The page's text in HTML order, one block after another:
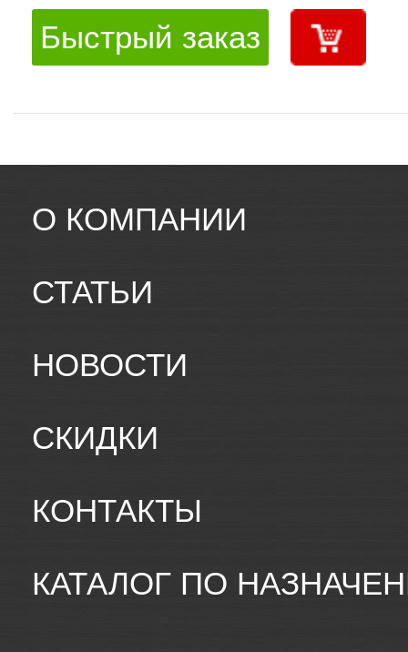
Быстрый заказ
О КОМПАНИИ
СТАТЬИ
НОВОСТИ
СКИДКИ
КОНТАКТЫ
КАТАЛОГ ПО